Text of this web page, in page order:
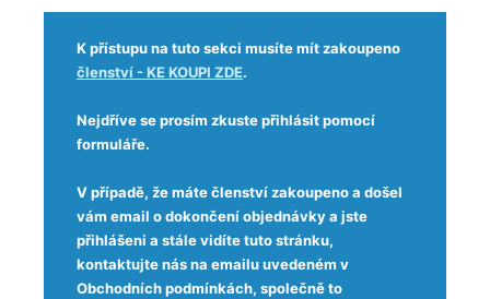
K přístupu na tuto sekci musíte mít zakoupeno
členství - KE KOUPI ZDE.
Nejdříve se prosím zkuste přihlásit pomocí
formuláře.
V případě, že máte členství zakoupeno a došel
vám email o dokončení objednávky a jste
přihlášeni a stále vidíte tuto stránku,
kontaktujte nás na emailu uvedeném v
Obchodních podmínkách, společně to